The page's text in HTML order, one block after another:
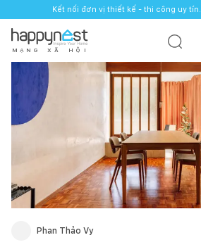
Kết nối đơn vị thiết kế - thi công uy tín.
M Ạ N G X Ã H Ộ I
Phan Thảo Vy